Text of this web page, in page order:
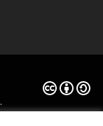
.
Licencja
(Link